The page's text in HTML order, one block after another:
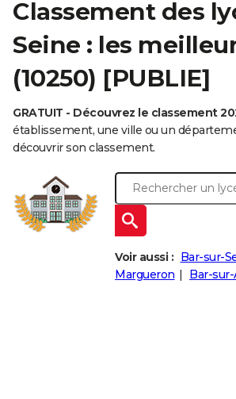
Classement des
Seine : les
(10250) [PUBLIE]
GRATUIT - Découvrez le classement
établissement, une ville ou un
découvrir son classement.
Voir aussi : Bar-sur-
Margueron
Bar-